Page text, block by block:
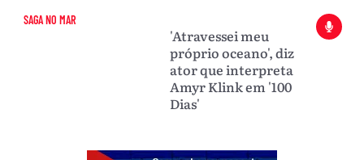
SAGA NO MAR
'Atravessei meu
próprio oceano', diz
ator que interpreta
Amyr Klink em '100
Dias'